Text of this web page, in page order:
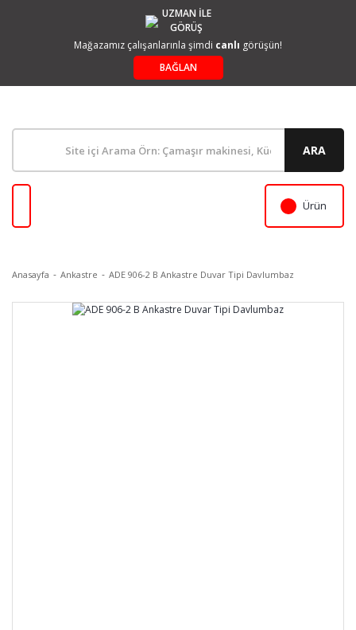
UZMAN İLE
GÖRÜŞ
Mağazamız çalışanlarınla şimdi canlı görüşün!
BAĞLAN
ARA
Ürün
Anasayfa Ankastre ADE 906-2 B Ankastre Duvar Tipi Davlumbaz